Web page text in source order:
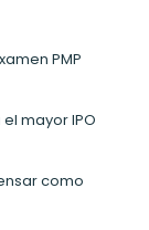
PMP
mayor IPO
como